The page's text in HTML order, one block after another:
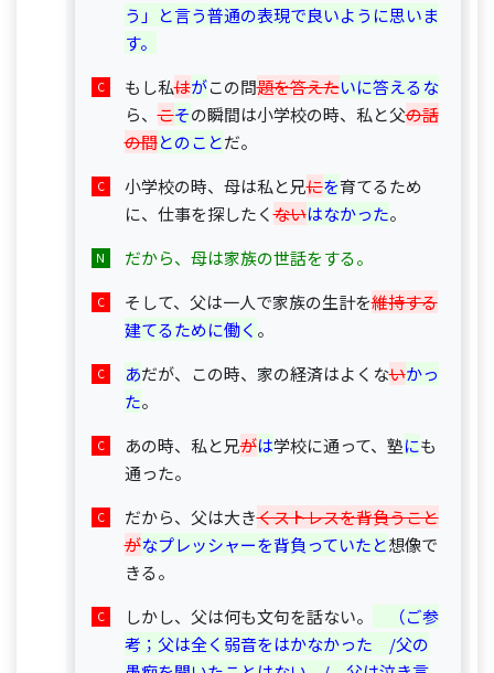
う」と言う普通の表現で良いように思いま
す。
もし私はがこの問題を答えたいに答えるな
ら、こその瞬間は小学校の時、私と父の話
の間とのことだ。
小学校の時、母は私と兄にを育てるため
に、仕事を探したくないはなかった。
だから、母は家族の世話をする。
そして、父は一人で家族の生計を維持する
建てるために働く 。
あだが、この時、家の経済はよくないかっ
た。
あの時、私と兄がは学校に通って、塾にも
通った。
だから、父は大きくストレスを背負うこと
がなプレッシャーを背負っていたと想像で
きる。
しかし、父は何も文句を話ない。
（ご参
考；父は全く弱音をはかなかった　/父の